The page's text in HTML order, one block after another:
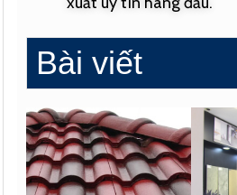
Bài viết